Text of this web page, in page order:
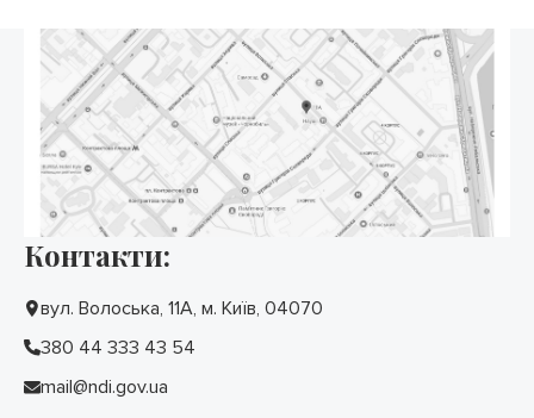
Контакти:
вул. Волоська, 11А, м. Київ, 04070
380 44 333 43 54
mail@ndi.gov.ua